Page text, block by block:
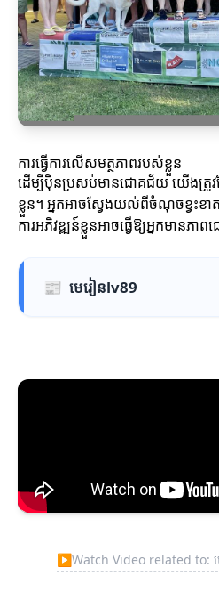
ការធ្វើការលើសមត្ថភាពរបស់ខ្លួន
ដើម្បីប៉ិនប្រសប់មានជោគជ័យ យើងត្រូវត
ខ្លួន។ អ្នកអាចស្វែងយល់ពីចំណុចខ្វះខា
ការអភិវឌ្ឍន៍ខ្លួនអាចធ្វើឱ្យអ្នកមានភា
📰 មេរៀនlv89
▶Watch Video related to: